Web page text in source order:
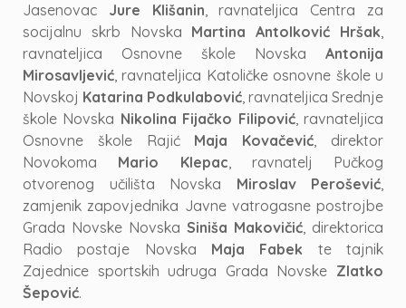
Jasenovac Jure Klišanin, ravnateljica Centra za
socijalnu skrb Novska Martina Antolković Hršak,
ravnateljica Osnovne škole Novska Antonija
Mirosavljević, ravnateljica Katoličke osnovne škole u
Novskoj Katarina Podkulabović, ravnateljica Srednje
škole Novska Nikolina Fijačko Filipović, ravnateljica
Osnovne škole Rajić Maja Kovačević, direktor
Novokoma Mario Klepac, ravnatelj Pučkog
otvorenog učilišta Novska Miroslav Perošević,
zamjenik zapovjednika Javne vatrogasne postrojbe
Grada Novske Novska Siniša Makovičić, direktorica
Radio postaje Novska Maja Fabek te tajnik
Zajednice sportskih udruga Grada Novske Zlatko
Šepović.